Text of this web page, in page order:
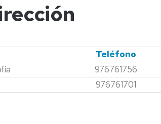
INVESTIGADOR
ADMINISTRACIÓN
Y
Teléfono
976761756
976761701